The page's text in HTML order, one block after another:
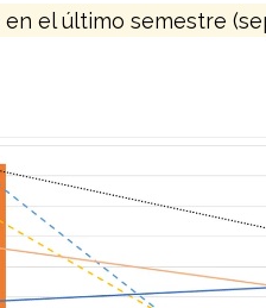
el último semestre